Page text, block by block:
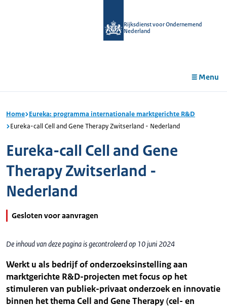
Rijksdienst voor Ondernemend
Nederland
Menu
Home Eureka: programma internationale marktgerichte R&D
Eureka-call Cell and Gene Therapy Zwitserland - Nederland
Eureka-call Cell and Gene
Therapy Zwitserland -
Nederland
Gesloten voor aanvragen
De inhoud van deze pagina is gecontroleerd op 10 juni 2024
Werkt u als bedrijf of onderzoeksinstelling aan
marktgerichte R&D-projecten met focus op het
stimuleren van publiek-privaat onderzoek en innovatie
binnen het thema Cell and Gene Therapy (cel- en